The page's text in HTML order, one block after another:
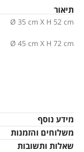
תיאור
Ø 35 cm X H 52 cm
Ø 45 cm X H 72 cm
מידע נוסף
משלוחים והזמנות
שאלות ותשובות